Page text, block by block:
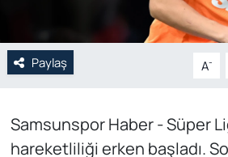
Paylaş A-
Samsunspor Haber - Süper
hareketliliği erken başladı.
Spor
Yerel